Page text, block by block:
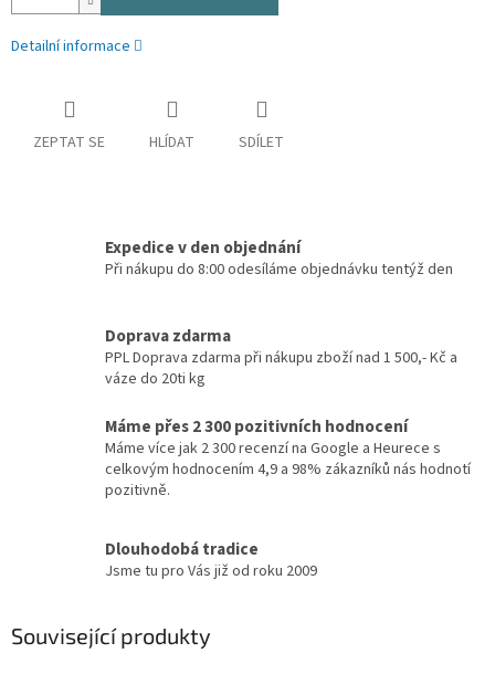
Detailní informace
ZEPTAT SE HLÍDAT SDÍLET
Expedice v den objednání
Při nákupu do 8:00 odesíláme objednávku tentýž den
Doprava zdarma
PPL Doprava zdarma při nákupu zboží nad 1 500,- Kč a
váze do 20ti kg
Máme přes 2 300 pozitivních hodnocení
Máme více jak 2 300 recenzí na Google a Heurece s
celkovým hodnocením 4,9 a 98% zákazníků nás hodnotí
pozitivně.
Dlouhodobá tradice
Jsme tu pro Vás již od roku 2009
Související produkty